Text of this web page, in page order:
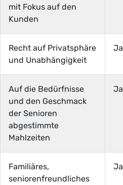
mit Fokus auf den
Kunden
Recht auf Privatsphäre
und Unabhängigkeit
Ja
Auf die Bedürfnisse
und den Geschmack
der Senioren
abgestimmte
Mahlzeiten
Ja
Familiäres,
seniorenfreundliches
Ja